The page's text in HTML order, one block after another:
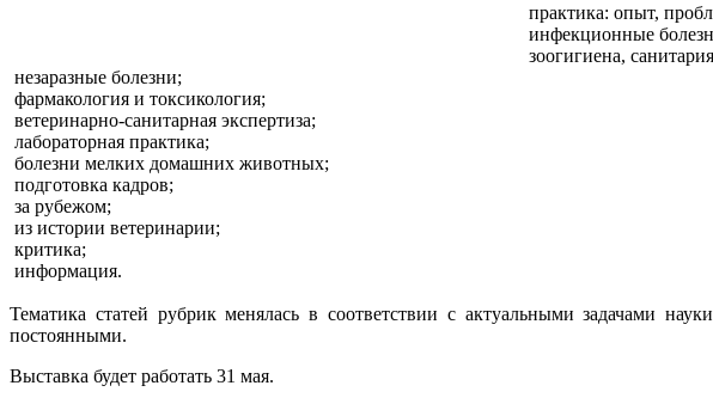
практика: опыт,
инфекционные
зоогигиена,
незаразные болезни;
фармакология и токсикология;
ветеринарно-санитарная экспертиза;
лабораторная практика;
болезни мелких домашних животных;
подготовка кадров;
за рубежом;
из истории ветеринарии;
критика;
информация.
Тематика статей рубрик менялась в соответствии с актуальными задачами
постоянными.
Выставка будет работать 31 мая.